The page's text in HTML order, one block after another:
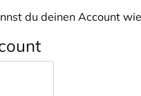
du deinen Account